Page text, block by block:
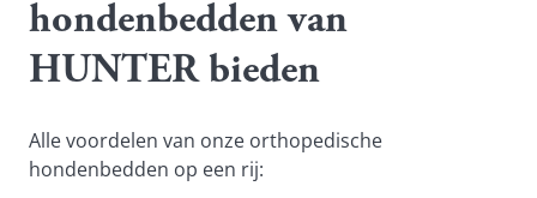
hondenbedden van
HUNTER bieden
Alle voordelen van onze orthopedische
hondenbedden op een rij: